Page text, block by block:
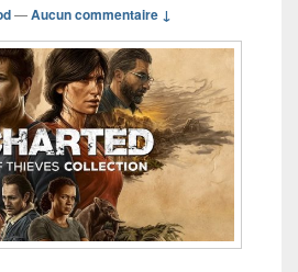
—Aucun commentaire ↓